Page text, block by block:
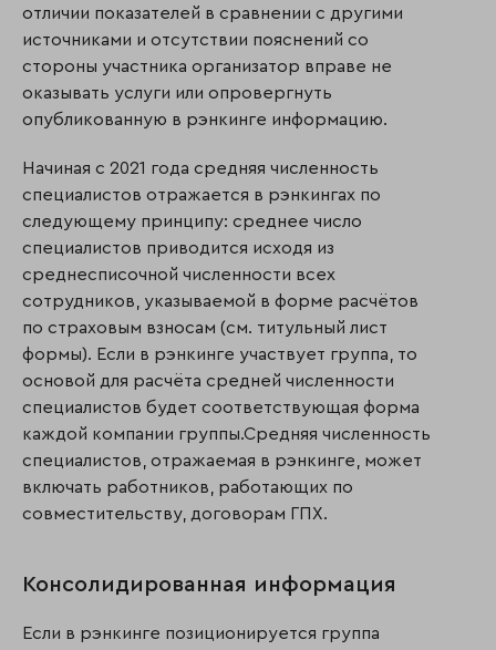
отличии показателей в сравнении с другими
источниками и отсутствии пояснений со
стороны участника организатор вправе не
оказывать услуги или опровергнуть
опубликованную в рэнкинге информацию.
Начиная с 2021 года средняя численность
специалистов отражается в рэнкингах по
следующему принципу: среднее число
специалистов приводится исходя из
среднесписочной численности всех
сотрудников, указываемой в форме расчётов
по страховым взносам (см. титульный лист
формы). Если в рэнкинге участвует группа, то
основой для расчёта средней численности
специалистов будет соответствующая форма
каждой компании группы.Средняя численность
специалистов, отражаемая в рэнкинге, может
включать работников, работающих по
совместительству, договорам ГПХ.
Консолидированная информация
Если в рэнкинге позиционируется группа